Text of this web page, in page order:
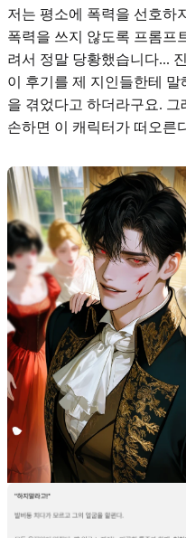
저는 평소에 폭력을 선호하
폭력을 쓰지 않도록 프롬프
려서 정말 당황했습니다...
이 후기를 제 지인들한테
을 겪었다고 하더라구요.
손하면 이 캐릭터가 떠오른